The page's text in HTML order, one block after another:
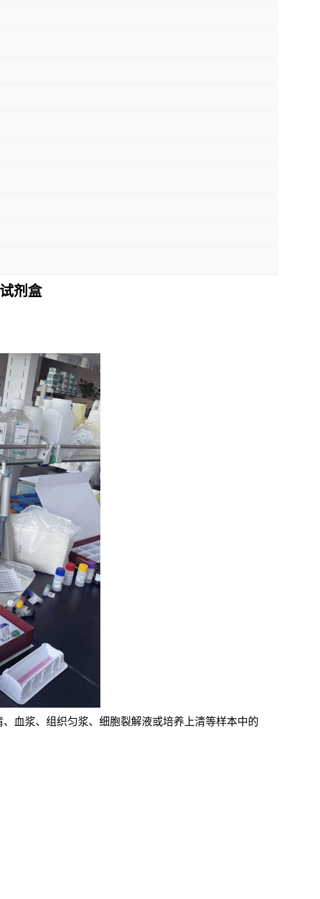
剂盒
血浆、组织匀浆、细胞裂解液或培养上清等样本中的